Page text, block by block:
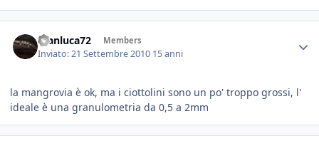
Gianluca72 Members
Inviato:21 Settembre 2010 15 anni
la mangrovia è ok, ma i ciottolini sono un po' troppo grossi, l'
ideale è una granulometria da 0,5 a 2mm